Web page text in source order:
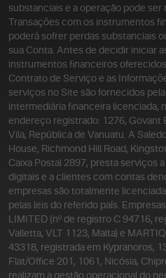
substanciais e a operação pode
Transações com os instrumentos
poderá sofrer perdas substanciais
sua Conta. Antes de decidir iniciar
instrumentos financeiros
Contrato de Serviço e as
serviços no Site são fornecidos
intermediária financeira licenciada,
endereço registrado: 1276, Govant
Vila, República de Vanuatu. A
House, Richmond Hill Road,
Caixa Postal 2897, presta serviços
digitais e a clientes com contas
empresas são totalmente
pelas leis do referido país.
LIMITED (nº de registro C 94716,
Valletta, VLT 1123, Malta) e
43318, registrada em Kypranoros,
Flat/Office 201, 1061, Nicósia,
realizam a gestão operacional do